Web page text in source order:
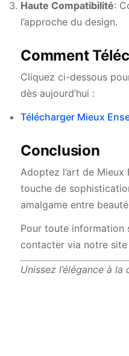
Haute Compatibilité:
l’approche du design.
Comment
Cliquez ci-dessous
dès aujourd’hui :
Télécharger Mieux
Conclusion
Adoptez l’art de Mieux
touche de
amalgame entre
Pour toute information
contacter via notre site
Unissez l’élégance à